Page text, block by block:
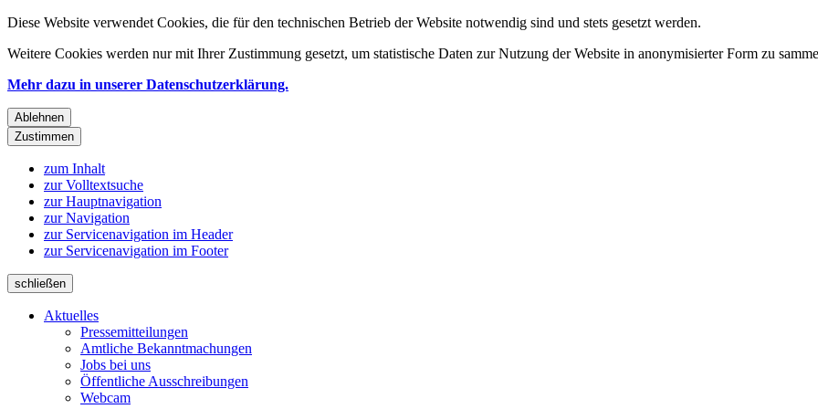
Diese Website verwendet Cookies, die für den technischen Betrieb der Website notwendig sind und stets gesetzt werden.
Weitere Cookies werden nur mit Ihrer Zustimmung gesetzt, um statistische Daten zur Nutzung der Website in anonymisierter Form zu
Mehr dazu in unserer Datenschutzerklärung.
Ablehnen
Zustimmen
zum Inhalt
zur Volltextsuche
zur Hauptnavigation
zur Navigation
zur Servicenavigation im Header
zur Servicenavigation im Footer
schließen
Aktuelles
Pressemitteilungen
Amtliche Bekanntmachungen
Jobs bei uns
Öffentliche Ausschreibungen
Webcam